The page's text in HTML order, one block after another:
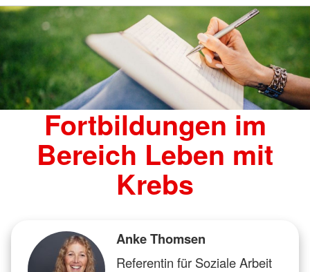
Fortbildungen im
Bereich Leben mit
Krebs
Anke Thomsen
Referentin für Soziale Arbeit